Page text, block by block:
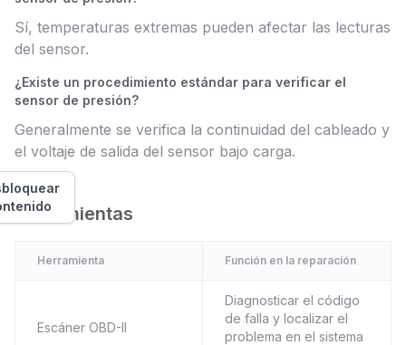
Sí, temperaturas extremas pueden afectar las lecturas
del sensor.
¿Existe un procedimiento estándar para verificar el
sensor de presión?
Generalmente se verifica la continuidad del cableado y
el voltaje de salida del sensor bajo carga.
Herramientas
Herramienta Función en la reparación
Escáner OBD-II
Diagnosticar el código
de falla y localizar el
problema en el sistema